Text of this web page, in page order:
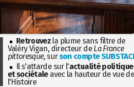
Retrouvez la plume sans filtre de
Valéry Vigan, directeur de La France
pittoresque, surson compte
Il s'attarde sur l'actualité politique
et sociétaleavec la hauteur de vue
l'Histoire